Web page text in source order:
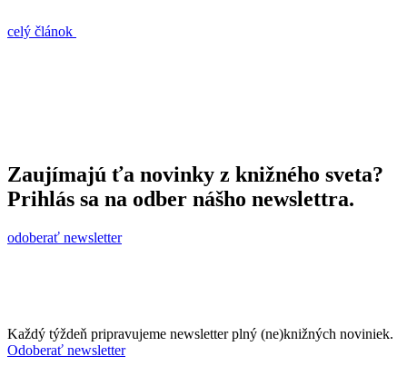
celý článok
Zaujímajú ťa novinky z knižného sveta?
Prihlás sa na odber nášho newslettra.
odoberať newsletter
Každý týždeň pripravujeme newsletter plný (ne)knižných noviniek.
Odoberať newsletter